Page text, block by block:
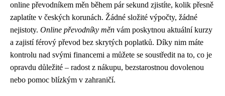
online převodníkem měn během pár sekund zjistíte, kolik přesně
zaplatíte v českých korunách. Žádné složité výpočty, žádné
nejistoty. Online převodníky měn vám poskytnou aktuální kurzy
a zajistí férový převod bez skrytých poplatků. Díky nim máte
kontrolu nad svými financemi a můžete se soustředit na to, co je
opravdu důležité – radost z nákupu, bezstarostnou dovolenou
nebo pomoc blízkým v zahraničí.